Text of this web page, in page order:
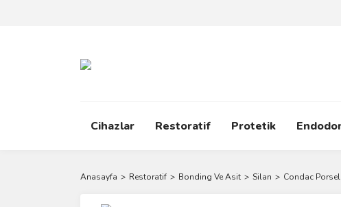
Cihazlar Restoratif Protetik
Anasayfa Restoratif Bonding Ve Asit Silan Condac